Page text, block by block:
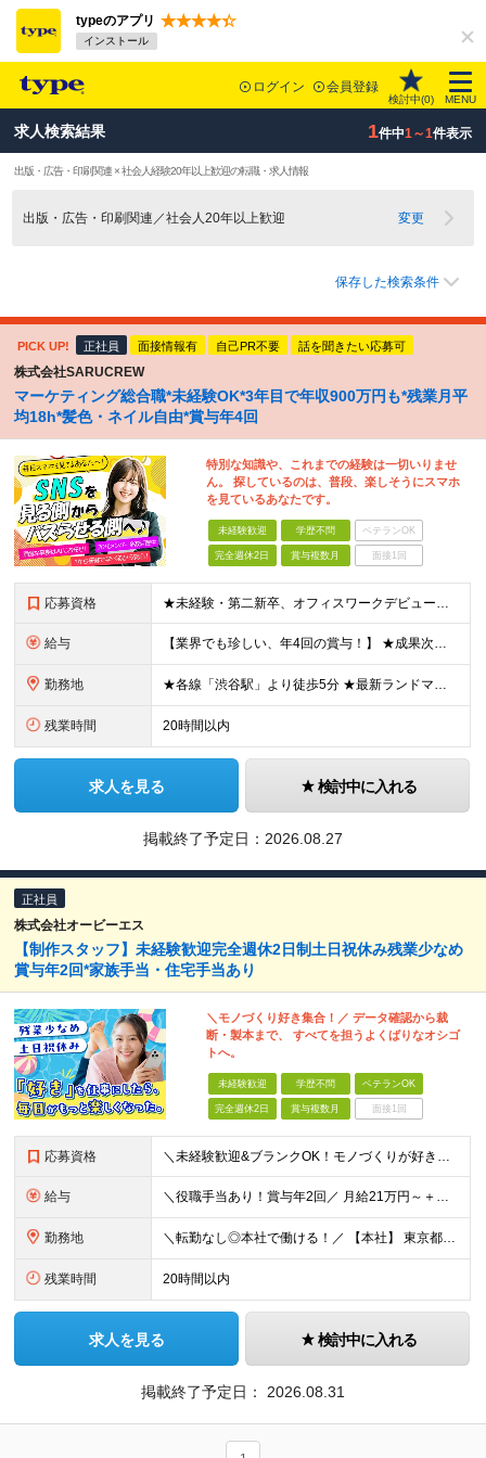
typeのアプリ
インストール
ログイン 会員登録
検討中(0) MENU
求人検索結果 1件中1～1件表示
出版・広告・印刷関連 × 社会人経験20年以上歓迎の転職・求人情報
出版・広告・印刷関連／社会人20年以上歓迎 変更
保存した検索条件
PICK UP! 正社員 面接情報有 自己PR不要 話を聞きたい応募可
株式会社SARUCREW
マーケティング総合職*未経験OK*3年目で年収900万円も*残業月平
均18h*髪色・ネイル自由*賞与年4回
特別な知識や、これまでの経験は一切いりませ
ん。 探しているのは、普段、楽しそうにスマホ
を見ているあなたです。
未経験歓迎 学歴不問 ベテランOK
完全週休2日 賞与複数月 面接1回
応募資格 ★未経験・第二新卒、オフィスワークデビュー大歓迎 ★平均年齢は28.6歳！ ★20代の若手メンバーが中心になって活躍している職場です！ ●学歴不問 ※35歳以下の方（若年層の長期キャリア形成） ★こ
給与 【業界でも珍しい、年4回の賞与！】 ★成果次第でスピード昇給可 →20代で年収700万〜900万超も！ ■未経験：月給26〜30万円＋賞与年4回（業績による）＋各種手当 ※経験・スキルを考慮して決定
勤務地 ★各線「渋谷駅」より徒歩5分 ★最新ランドマークオフィスです！ ★転勤はありません 【本社】 東京都渋谷区道玄坂2-25-12 道玄坂通 dogenzaka-dori 5階 ※(変更の範囲)上記を除
残業時間 20時間以内
求人を見る 検討中に入れる
掲載終了予定日： 2026.08.27
正社員
株式会社オービーエス
【制作スタッフ】未経験歓迎完全週休2日制土日祝休み残業少なめ
賞与年2回*家族手当・住宅手当あり
＼モノづくり好き集合！／ データ確認から裁
断・製本まで、 すべてを担うよくばりなオシゴ
トへ。
未経験歓迎 学歴不問 ベテランOK
完全週休2日 賞与複数月 面接1回
応募資格 ＼未経験歓迎&ブランクOK！モノづくりが好きな方歓迎★／ ◆学歴不問 ◆社会人経験1年以上 ＜下記に当てはまる方をお待ちしています！＞ ◎モノづくりが好きで、自分の手で何かをカタチにする仕事に興味が
給与 ＼役職手当あり！賞与年2回／ 月給21万円～＋残業代全額支給＋手当多数 ※みなし残業代なし。残業代は別途全額支給いたします ※試用期間3ヵ月あり。期間中の給与・待遇の差異はありません 【社員の年
勤務地 ＼転勤なし◎本社で働ける！／ 【本社】 東京都大田区大森西4-4-15 (変更の範囲)上記を除く当社関連勤務地
残業時間 20時間以内
求人を見る 検討中に入れる
掲載終了予定日： 2026.08.31